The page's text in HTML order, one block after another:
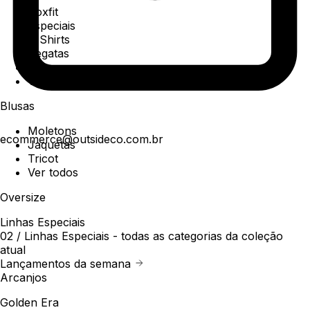
ecommerce@outsideco.com.br
Boxfit
Especiais
T-Shirts
Regatas
Polo
Ver todos
Blusas
Moletons
Jaquetas
Tricot
Ver todos
Oversize
Linhas Especiais
02 / Linhas Especiais - todas as categorias da coleção
atual
Lançamentos da semana
Arcanjos
Golden Era